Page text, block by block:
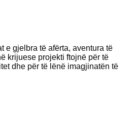
e gjelbra të afërta, aventura të
krijuese projekti ftojnë për të
dhe për të lënë imagjinatën të